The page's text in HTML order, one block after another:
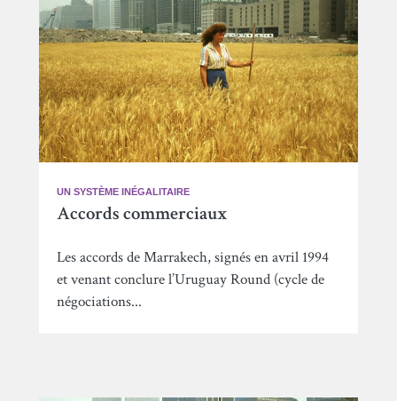
UN SYSTÈME INÉGALITAIRE
Accords commerciaux
Les accords de Marrakech, signés en avril 1994
et venant conclure l’Uruguay Round (cycle de
négociations...